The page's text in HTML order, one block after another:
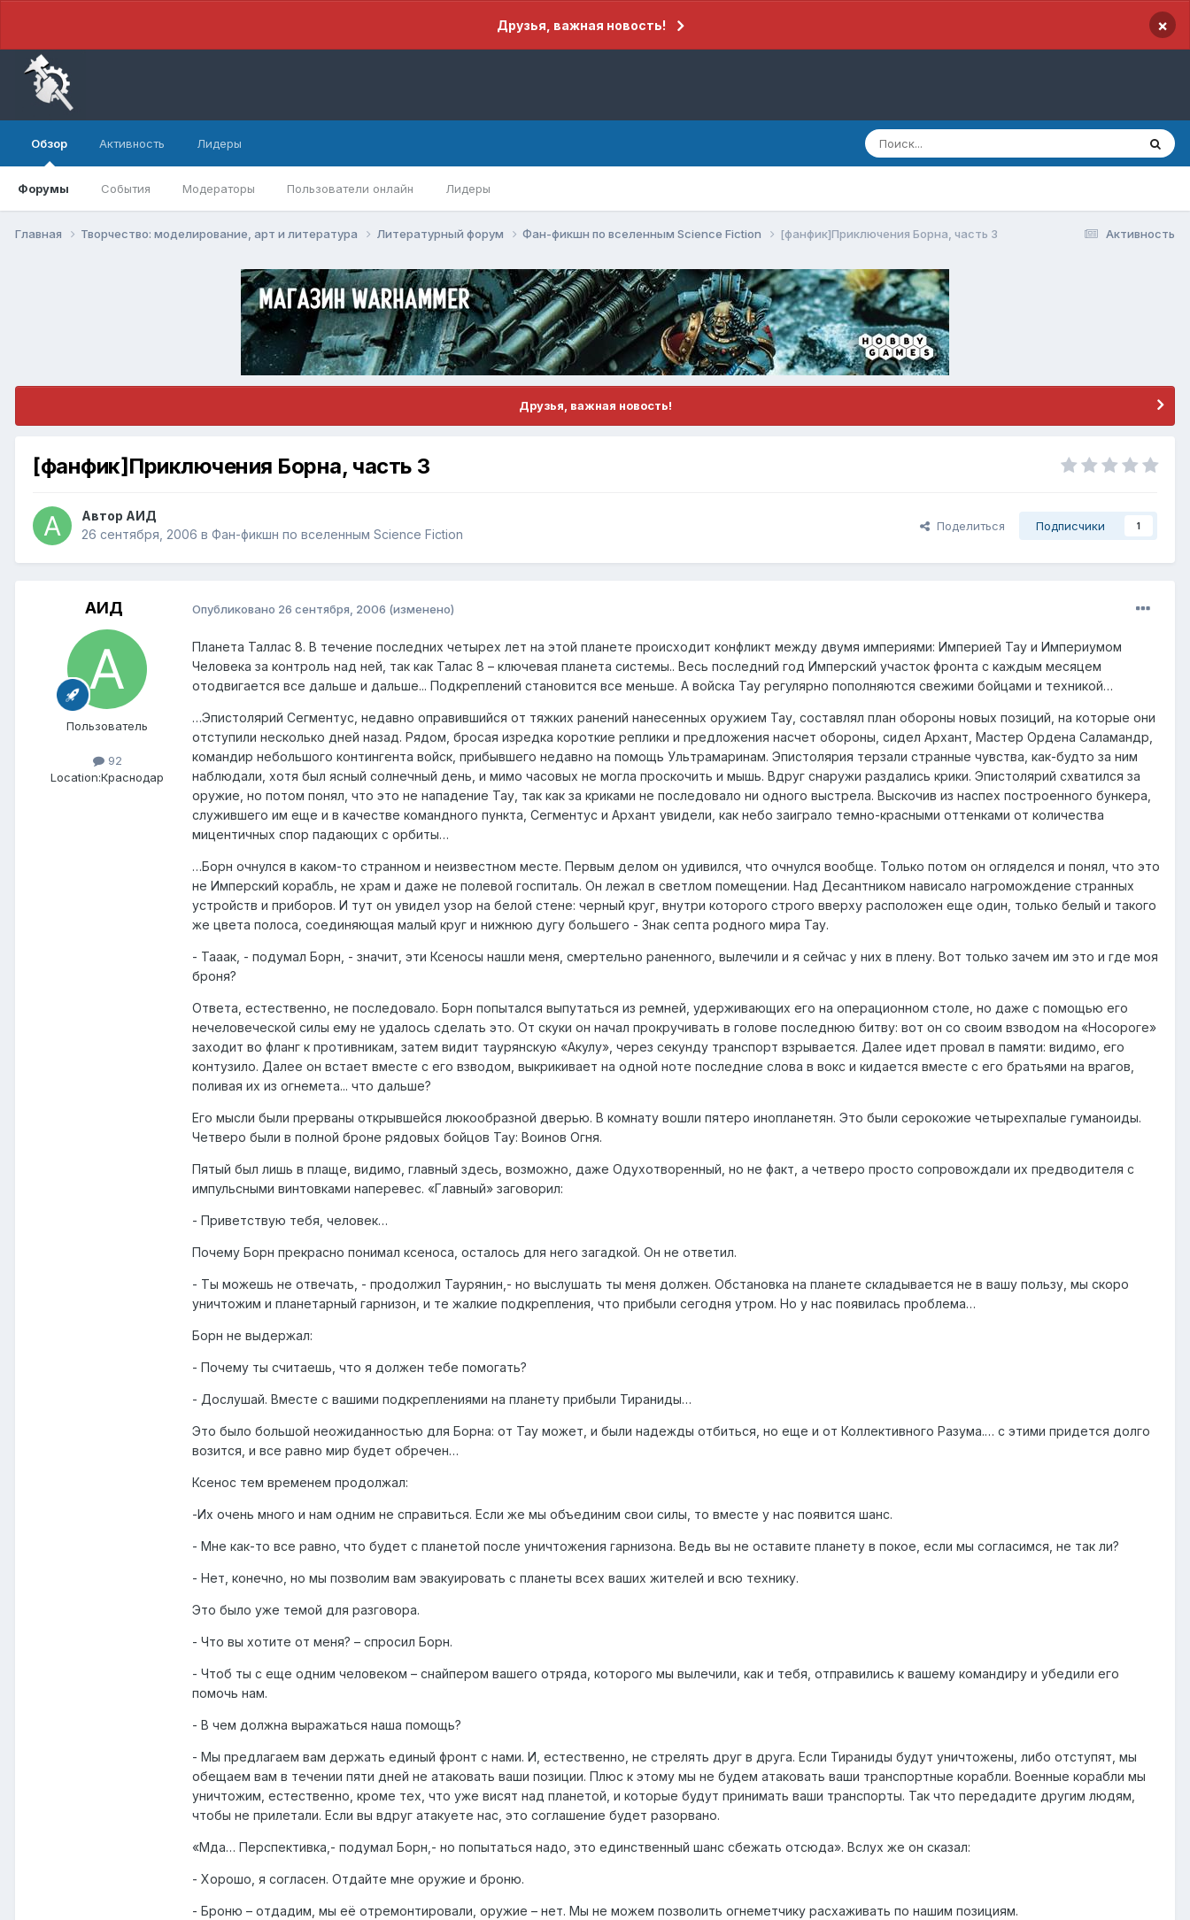
Друзья, важная новость! ×
Обзор
Форумы События Модераторы Пользователи онлайн Лидеры
Активность Лидеры
Активность
Главная Творчество: моделирование, арт и литература Литературный форум Фан-фикшн по вселенным Science Fiction [фанфик]Приключения Борна, часть 3
Друзья, важная новость!
[фанфик]Приключения Борна, часть 3
Автор АИД
26 сентября, 2006 в Фан-фикшн по вселенным Science Fiction
Поделиться Подписчики 1
АИД
Пользователь
92
Location:Краснодар
Опубликовано 26 сентября, 2006 (изменено)
Планета Таллас 8. В течение последних четырех лет на этой планете происходит конфликт между двумя империями: Империей Тау и Империумом
Человека за контроль над ней, так как Талас 8 – ключевая планета системы.. Весь последний год Имперский участок фронта с каждым месяцем
отодвигается все дальше и дальше... Подкреплений становится все меньше. А войска Тау регулярно пополняются свежими бойцами и техникой…
…Эпистолярий Сегментус, недавно оправившийся от тяжких ранений нанесенных оружием Тау, составлял план обороны новых позиций, на которые они
отступили несколько дней назад. Рядом, бросая изредка короткие реплики и предложения насчет обороны, сидел Архант, Мастер Ордена Саламандр,
командир небольшого контингента войск, прибывшего недавно на помощь Ультрамаринам. Эпистолярия терзали странные чувства, как-будто за ним
наблюдали, хотя был ясный солнечный день, и мимо часовых не могла проскочить и мышь. Вдруг снаружи раздались крики. Эпистолярий схватился за
оружие, но потом понял, что это не нападение Тау, так как за криками не последовало ни одного выстрела. Выскочив из наспех построенного бункера,
служившего им еще и в качестве командного пункта, Сегментус и Архант увидели, как небо заиграло темно-красными оттенками от количества
мицентичных спор падающих с орбиты…
…Борн очнулся в каком-то странном и неизвестном месте. Первым делом он удивился, что очнулся вообще. Только потом он огляделся и понял, что это
не Имперский корабль, не храм и даже не полевой госпиталь. Он лежал в светлом помещении. Над Десантником нависало нагромождение странных
устройств и приборов. И тут он увидел узор на белой стене: черный круг, внутри которого строго вверху расположен еще один, только белый и такого
же цвета полоса, соединяющая малый круг и нижнюю дугу большего - Знак септа родного мира Тау.
- Тааак, - подумал Борн, - значит, эти Ксеносы нашли меня, смертельно раненного, вылечили и я сейчас у них в плену. Вот только зачем им это и где моя
броня?
Ответа, естественно, не последовало. Борн попытался выпутаться из ремней, удерживающих его на операционном столе, но даже с помощью его
нечеловеческой силы ему не удалось сделать это. От скуки он начал прокручивать в голове последнюю битву: вот он со своим взводом на «Носороге»
заходит во фланг к противникам, затем видит таурянскую «Акулу», через секунду транспорт взрывается. Далее идет провал в памяти: видимо, его
контузило. Далее он встает вместе с его взводом, выкрикивает на одной ноте последние слова в вокс и кидается вместе с его братьями на врагов,
поливая их из огнемета... что дальше?
Его мысли были прерваны открывшейся люкообразной дверью. В комнату вошли пятеро инопланетян. Это были серокожие четырехпалые гуманоиды.
Четверо были в полной броне рядовых бойцов Тау: Воинов Огня.
Пятый был лишь в плаще, видимо, главный здесь, возможно, даже Одухотворенный, но не факт, а четверо просто сопровождали их предводителя с
импульсными винтовками наперевес. «Главный» заговорил:
- Приветствую тебя, человек…
Почему Борн прекрасно понимал ксеноса, осталось для него загадкой. Он не ответил.
- Ты можешь не отвечать, - продолжил Таурянин,- но выслушать ты меня должен. Обстановка на планете складывается не в вашу пользу, мы скоро
уничтожим и планетарный гарнизон, и те жалкие подкрепления, что прибыли сегодня утром. Но у нас появилась проблема…
Борн не выдержал:
- Почему ты считаешь, что я должен тебе помогать?
- Дослушай. Вместе с вашими подкреплениями на планету прибыли Тираниды…
Это было большой неожиданностью для Борна: от Тау может, и были надежды отбиться, но еще и от Коллективного Разума.… с этими придется долго
возится, и все равно мир будет обречен…
Ксенос тем временем продолжал:
-Их очень много и нам одним не справиться. Если же мы объединим свои силы, то вместе у нас появится шанс.
- Мне как-то все равно, что будет с планетой после уничтожения гарнизона. Ведь вы не оставите планету в покое, если мы согласимся, не так ли?
- Нет, конечно, но мы позволим вам эвакуировать с планеты всех ваших жителей и всю технику.
Это было уже темой для разговора.
- Что вы хотите от меня? – спросил Борн.
- Чтоб ты с еще одним человеком – снайпером вашего отряда, которого мы вылечили, как и тебя, отправились к вашему командиру и убедили его
помочь нам.
- В чем должна выражаться наша помощь?
- Мы предлагаем вам держать единый фронт с нами. И, естественно, не стрелять друг в друга. Если Тираниды будут уничтожены, либо отступят, мы
обещаем вам в течении пяти дней не атаковать ваши позиции. Плюс к этому мы не будем атаковать ваши транспортные корабли. Военные корабли мы
уничтожим, естественно, кроме тех, что уже висят над планетой, и которые будут принимать ваши транспорты. Так что передадите другим людям,
чтобы не прилетали. Если вы вдруг атакуете нас, это соглашение будет разорвано.
«Мда… Перспективка,- подумал Борн,- но попытаться надо, это единственный шанс сбежать отсюда». Вслух же он сказал:
- Хорошо, я согласен. Отдайте мне оружие и броню.
- Броню – отдадим, мы её отремонтировали, оружие – нет. Мы не можем позволить огнеметчику расхаживать по нашим позициям.